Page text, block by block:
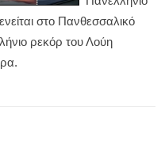
στο Πανθεσσαλικό
ρεκόρ του Λούη